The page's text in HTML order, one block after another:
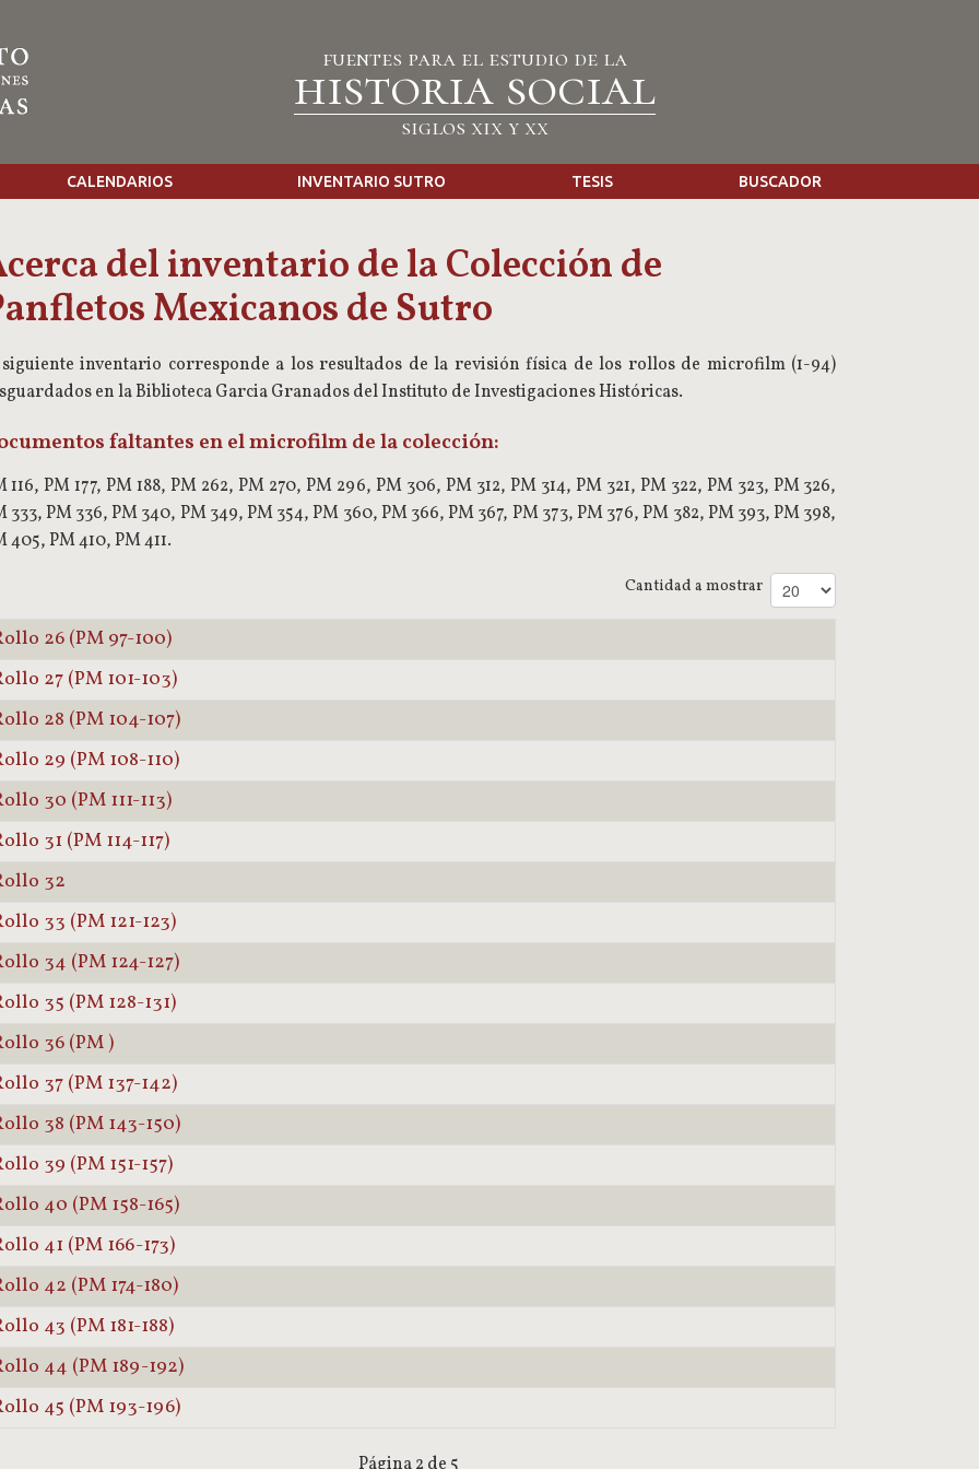
fuentes para el estudio de la
historia social
siglos xix y xx
CALENDARIOS INVENTARIO SUTRO TESIS BUSCADOR
del inventario de la Colección de
Mexicanos de Sutro
inventario corresponde a los resultados de la revisión física de los rollos de microfilm (1-94)
en la Biblioteca Garcia Granados del Instituto de Investigaciones Históricas.
faltantes en el microfilm de la colección:
116, PM 177, PM 188, PM 262, PM 270, PM 296, PM 306, PM 312, PM 314, PM 321, PM 322, PM 323, PM 326,
333, PM 336, PM 340, PM 349, PM 354, PM 360, PM 366, PM 367, PM 373, PM 376, PM 382, PM 393, PM 398,
405, PM 410, PM 411.
Cantidad a mostrar
26 (PM 97-100)
27 (PM 101-103)
28 (PM 104-107)
29 (PM 108-110)
30 (PM 111-113)
31 (PM 114-117)
32
33 (PM 121-123)
34 (PM 124-127)
35 (PM 128-131)
36 (PM )
37 (PM 137-142)
38 (PM 143-150)
39 (PM 151-157)
40 (PM 158-165)
41 (PM 166-173)
42 (PM 174-180)
43 (PM 181-188)
44 (PM 189-192)
45 (PM 193-196)